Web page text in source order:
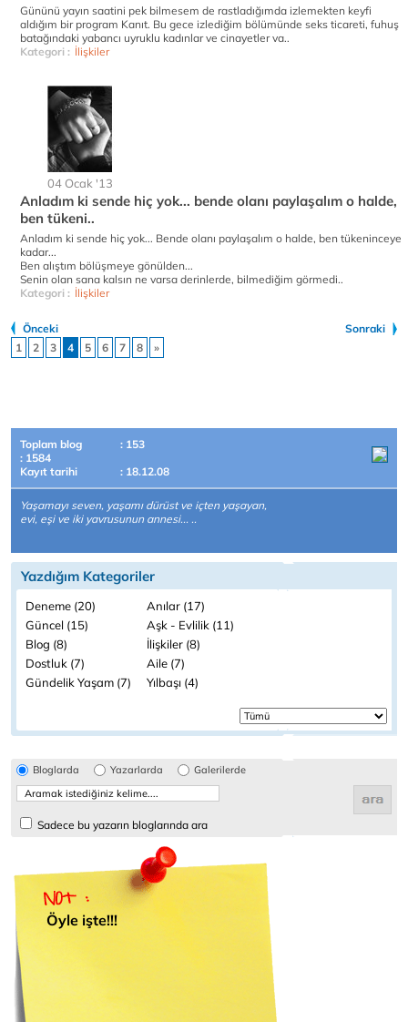
Gününü yayın saatini pek bilmesem de rastladığımda izlemekten keyfi
aldığım bir program Kanıt. Bu gece izlediğim bölümünde seks ticareti, fuhuş
batağındaki yabancı uyruklu kadınlar ve cinayetler va..
Kategori : İlişkiler
04 Ocak '13
Anladım ki sende hiç yok... bende olanı paylaşalım o halde,
ben tükeni..
Anladım ki sende hiç yok... Bende olanı paylaşalım o halde, ben tükeninceye
kadar...
Ben alıştım bölüşmeye gönülden...
Senin olan sana kalsın ne varsa derinlerde, bilmediğim görmedi..
Kategori : İlişkiler
Önceki
Sonraki
1
2 3 4 5 6 7 8 »
Toplam blog
: 153
: 1584
Kayıt tarihi
: 18.12.08
Yaşamayı seven, yaşamı dürüst ve içten yaşayan,
evi, eşi ve iki yavrusunun annesi... ..
Yazdığım Kategoriler
Deneme (20)
Anılar (17)
Güncel (15)
Aşk - Evlilik (11)
Blog (8)
İlişkiler (8)
Dostluk (7)
Aile (7)
Gündelik Yaşam (7)
Yılbaşı (4)
Bloglarda Yazarlarda Galerilerde
Sadece bu yazarın bloglarında ara
Öyle işte!!!